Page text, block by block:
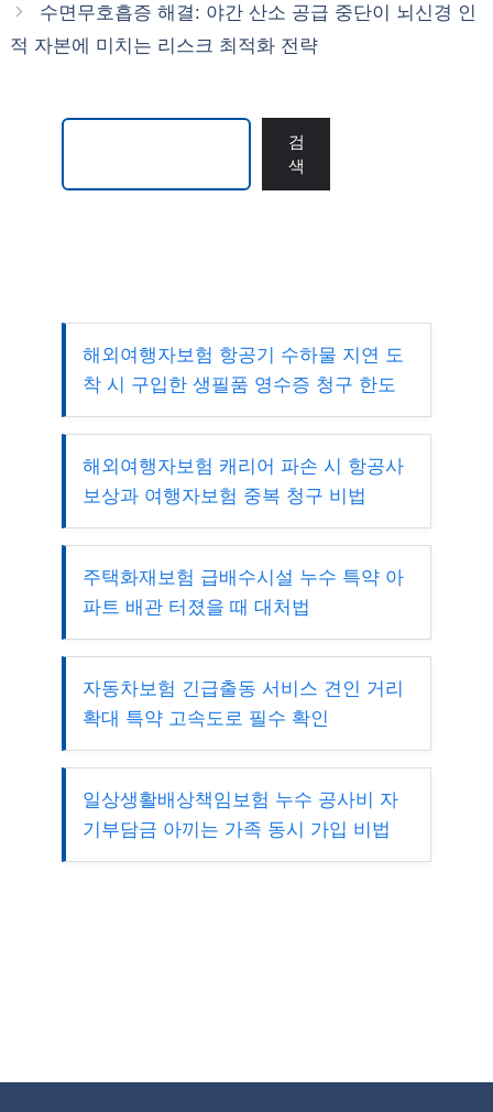
수면무호흡증 해결: 야간 산소 공급 중단이 뇌신경 인
적 자본에 미치는 리스크 최적화 전략
검
색
해외여행자보험 항공기 수하물 지연 도
착 시 구입한 생필품 영수증 청구 한도
해외여행자보험 캐리어 파손 시 항공사
보상과 여행자보험 중복 청구 비법
주택화재보험 급배수시설 누수 특약 아
파트 배관 터졌을 때 대처법
자동차보험 긴급출동 서비스 견인 거리
확대 특약 고속도로 필수 확인
일상생활배상책임보험 누수 공사비 자
기부담금 아끼는 가족 동시 가입 비법